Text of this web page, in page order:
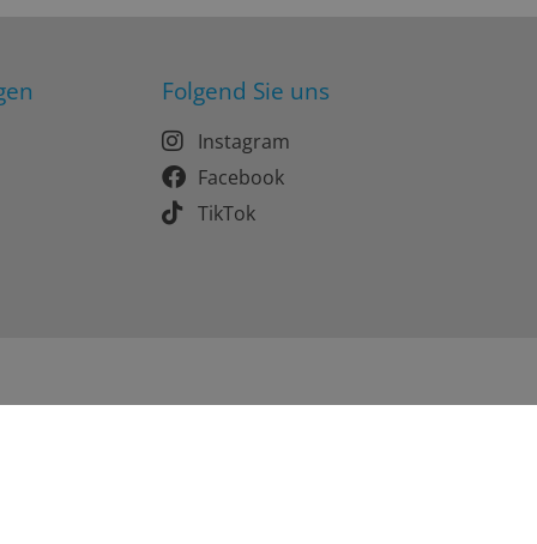
Folgend Sie uns
Instagram
Facebook
TikTok